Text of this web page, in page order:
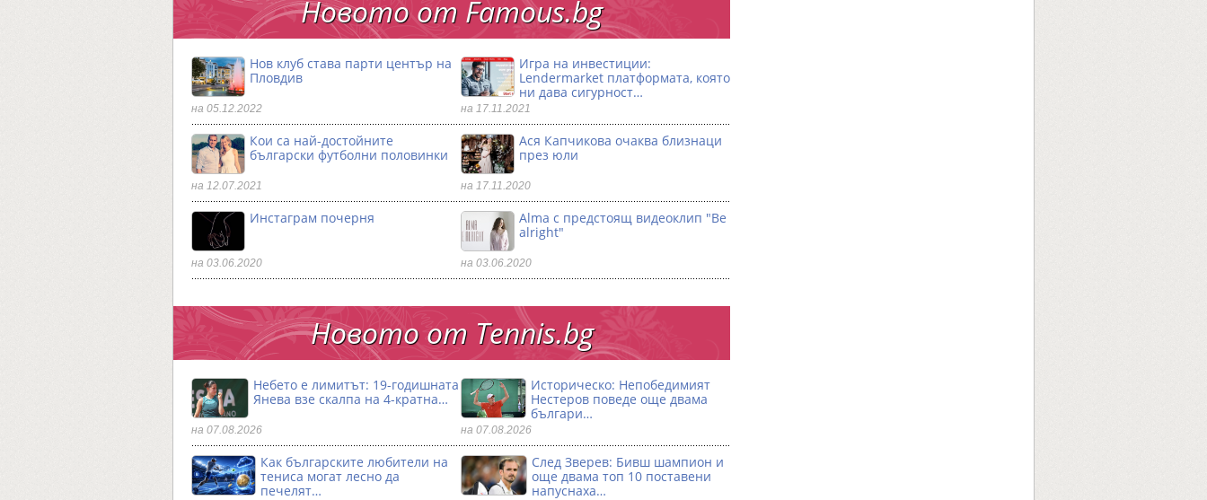
Новото от Famous.bg
Нов клуб става парти център на
Пловдив
на 05.12.2022
Игра на инвестиции:
Lendermarket платформата, която
ни дава сигурност…
на 17.11.2021
Кои са най-достойните
български футболни половинки
на 12.07.2021
Ася Капчикова очаква близнаци
през юли
на 17.11.2020
Инстаграм почерня
на 03.06.2020
Alma с предстоящ видеоклип "Be
alright"
на 03.06.2020
Новото от Тennis.bg
Небето е лимитът: 19-годишната
Янева взe скалпа на 4-кратна…
на 07.08.2026
Историческо: Непобедимият
Нестеров поведе още двама
българи…
на 07.08.2026
Как българските любители на
тениса могат лесно да
печелят…
След Зверев: Бивш шампион и
още двама топ 10 поставени
напуснаха…